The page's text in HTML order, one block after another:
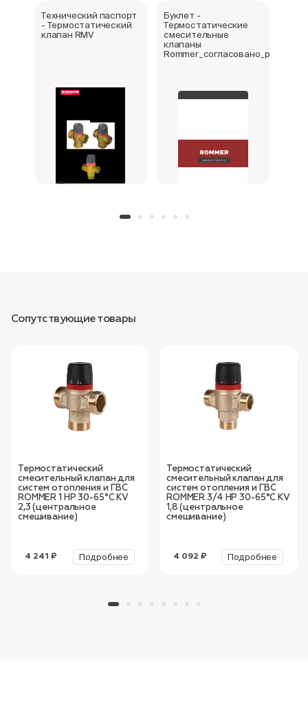
Технический паспорт
- Термостатический
клапан RMV
Буклет -
Термостатические
смесительные
клапаны
Rommer_согласовано_preview
Сопутствующие товары
Термостатический
смесительный клапан для
систем отопления и ГВС
ROMMER 1 НР 30-65°С KV
2,3 (центральное
смешивание)
4 241 ₽ Подробнее
Термостатический
смесительный клапан для
систем отопления и ГВС
ROMMER 3/4 НР 30-65°С KV
1,8 (центральное
смешивание)
4 092 ₽ Подробнее